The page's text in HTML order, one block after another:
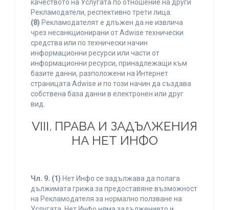
качеството на Услугата по отношение на други
Рекламодатели, респективно трети лица.
(8) Рекламодателят е длъжен да не извлича
чрез несанкционирани от Adwise технически
средства или по технически начин
информационни ресурси или части от
информационни ресурси, принадлежащи към
базите данни, разположени на Интернет
страницата Adwise и по този начин да създава
собствена база данни в електронен или друг
вид.
VIII. ПРАВА И ЗАДЪЛЖЕНИЯ
НА НЕТ ИНФО
Чл. 9. (1) Нет Инфо се задължава да полага
дължимата грижа за предоставяне възможност
на Рекламодателя за нормално ползване на